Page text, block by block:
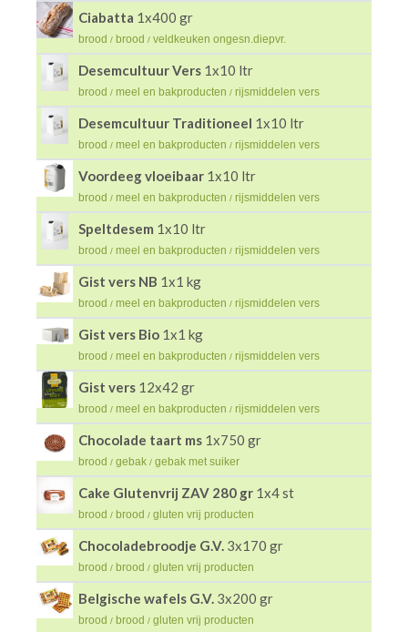
Ciabatta 1x400 gr
brood / brood / veldkeuken ongesn.diepvr.
Desemcultuur Vers 1x10 ltr
brood / meel en bakproducten / rijsmiddelen vers
Desemcultuur Traditioneel 1x10 ltr
brood / meel en bakproducten / rijsmiddelen vers
Voordeeg vloeibaar 1x10 ltr
brood / meel en bakproducten / rijsmiddelen vers
Speltdesem 1x10 ltr
brood / meel en bakproducten / rijsmiddelen vers
Gist vers NB 1x1 kg
brood / meel en bakproducten / rijsmiddelen vers
Gist vers Bio 1x1 kg
brood / meel en bakproducten / rijsmiddelen vers
Gist vers 12x42 gr
brood / meel en bakproducten / rijsmiddelen vers
Chocolade taart ms 1x750 gr
brood / gebak / gebak met suiker
Cake Glutenvrij ZAV 280 gr 1x4 st
brood / brood / gluten vrij producten
Chocoladebroodje G.V. 3x170 gr
brood / brood / gluten vrij producten
Belgische wafels G.V. 3x200 gr
brood / brood / gluten vrij producten